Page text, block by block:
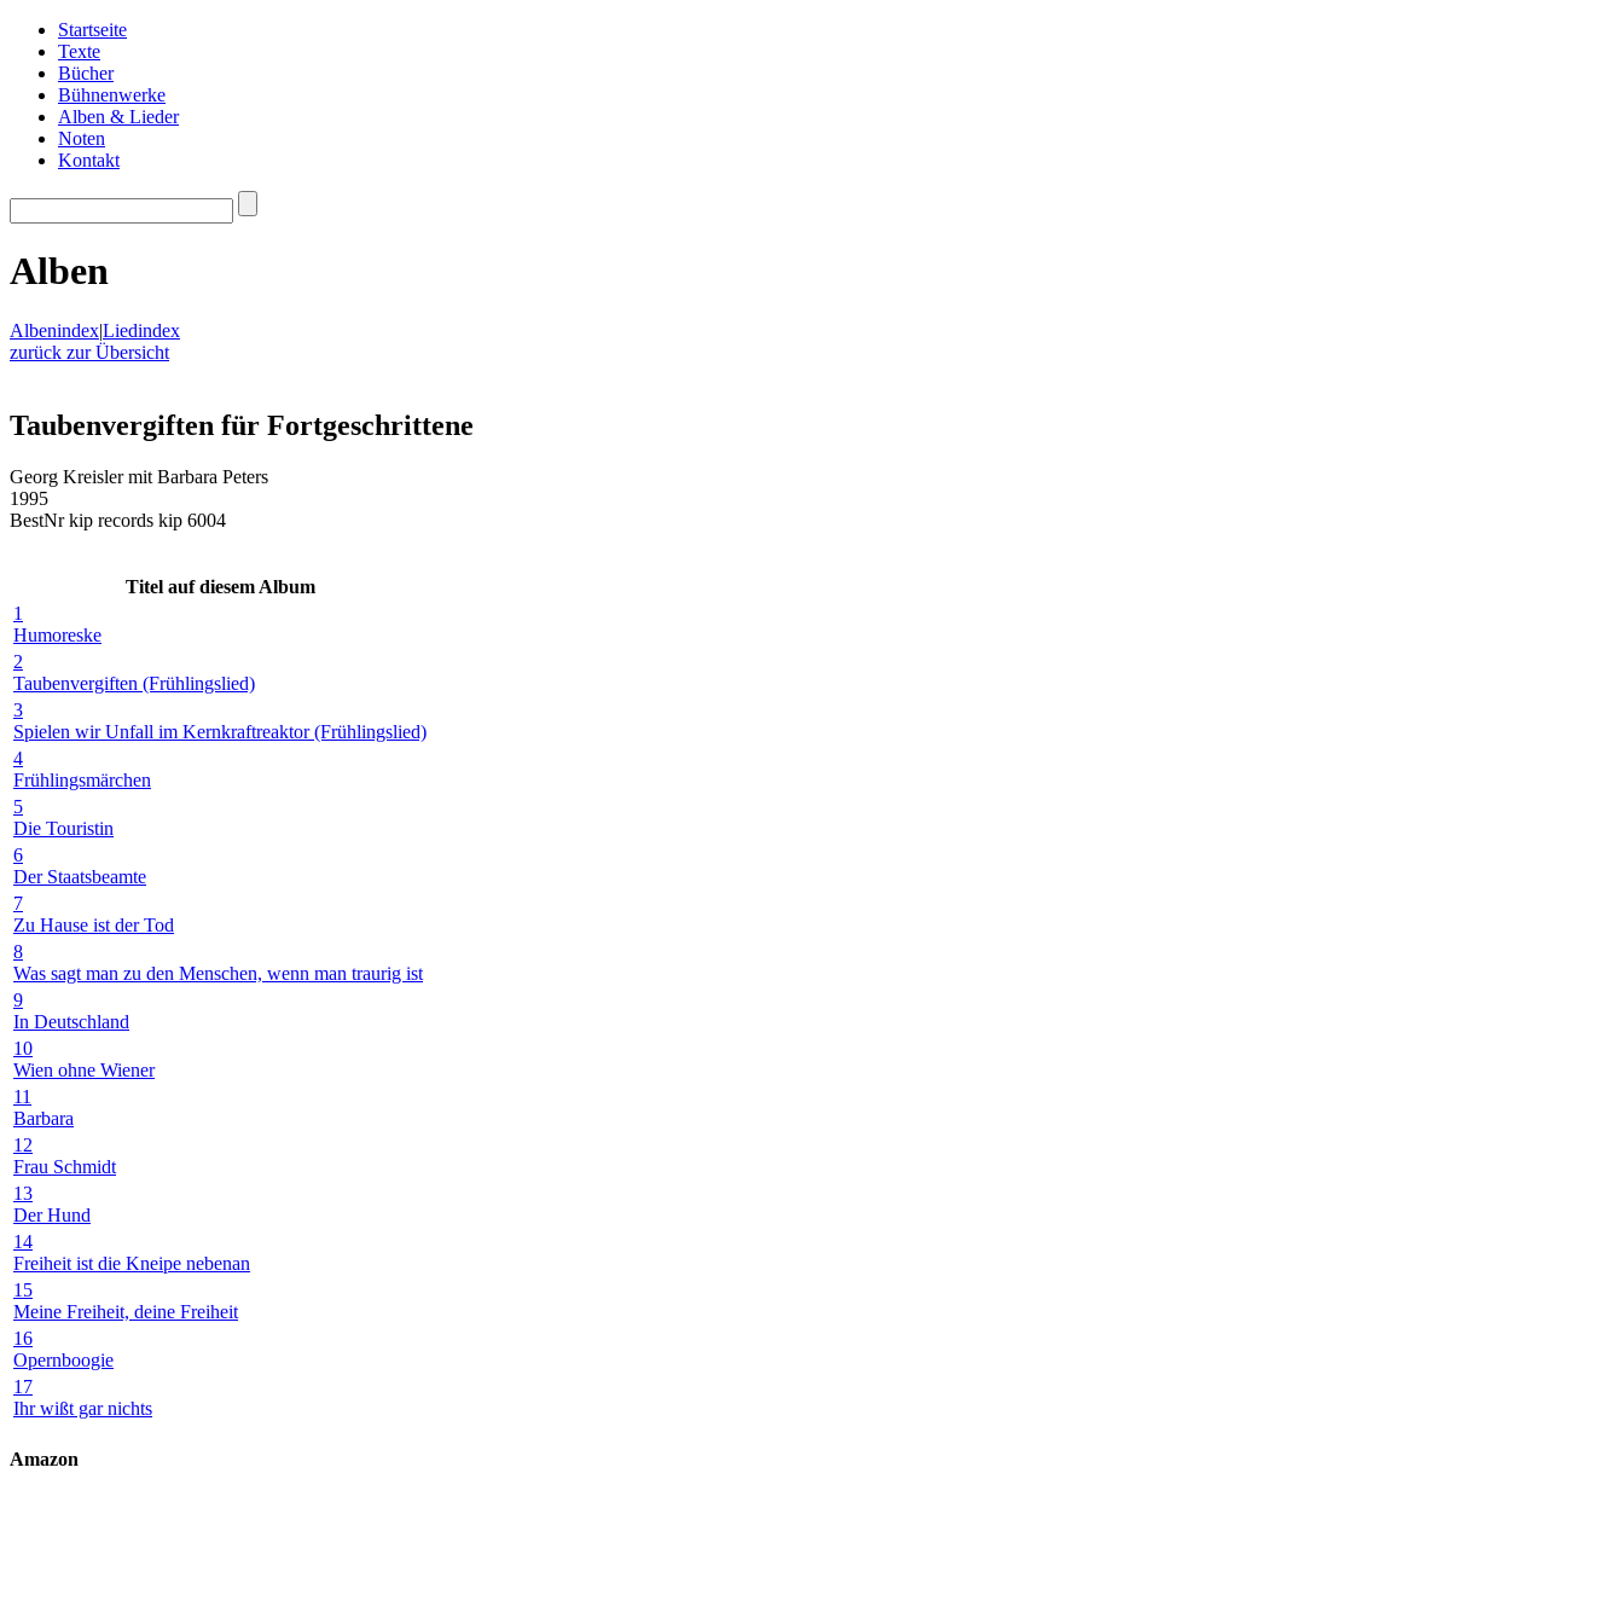
Startseite
Texte
Bücher
Bühnenwerke
Alben & Lieder
Noten
Kontakt
Alben
Albenindex|Liedindex
zurück zur Übersicht
Taubenvergiften für Fortgeschrittene
Georg Kreisler mit Barbara Peters
1995
BestNr kip records kip 6004
Titel auf diesem Album
1
Humoreske
2
Taubenvergiften (Frühlingslied)
3
Spielen wir Unfall im Kernkraftreaktor (Frühlingslied)
4
Frühlingsmärchen
5
Die Touristin
6
Der Staatsbeamte
7
Zu Hause ist der Tod
8
Was sagt man zu den Menschen, wenn man traurig ist
9
In Deutschland
10
Wien ohne Wiener
11
Barbara
12
Frau Schmidt
13
Der Hund
14
Freiheit ist die Kneipe nebenan
15
Meine Freiheit, deine Freiheit
16
Opernboogie
17
Ihr wißt gar nichts
Amazon